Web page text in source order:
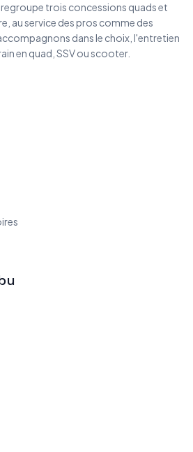
trois concessions quads et
au service des pros comme des
dans le choix, l'entretien
en quad, SSV ou scooter.